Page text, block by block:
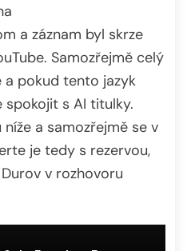
a záznam byl skrze
Samozřejmě celý
a pokud tento jazyk
spokojit s AI titulky.
a samozřejmě se v
je tedy s rezervou,
v rozhovoru